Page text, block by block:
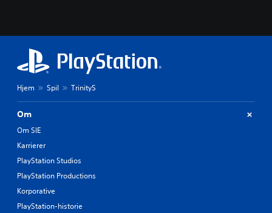
Hjem Spil TrinityS
Om
Om SIE
Karrierer
PlayStation Studios
PlayStation Productions
Korporative
PlayStation-historie